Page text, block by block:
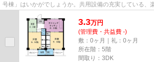
号棟」はいかがでしょうか。共用設備の充実している、
ョンです。駅まで徒歩15分と、...
3.3万円
(管理費・共益費 -)
敷：0ヶ月｜礼：0ヶ月
所在階：5階
間取り：3DK